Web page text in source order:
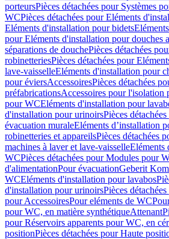
porteursPièces détachées pour Systèmes
WCPièces détachées pour Eléments
Eléments d'installation pour bidets
pour Eléments d'installation pour douches
séparations de douchePièces détachées
robinetteriesPièces détachées pour
lave-vaisselleEléments d'installation pour
pour éviersAccessoiresPièces détachées
préfabricationsAccessoires pour l'isolation
pour WCEléments d'installation pour
d'installation pour urinoirsPièces
évacuation muraleEléments d’installation
robinetteries et appareilsPièces détachées
machines à laver et lave-vaisselleEléments
WCPièces détachées pour Modules pour
d'alimentationPour évacuationGeberit
WCEléments d'installation pour lavabos
d'installation pour urinoirsPièces
pour AccessoiresPour eléments de WC
pour WC, en matière synthétiqueAttenant
pour Réservoirs apparents pour WC, en
positionPièces détachées pour Haute